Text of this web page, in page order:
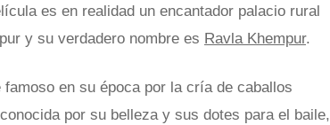
es en realidad un encantador palacio rural
y su verdadero nombre es Ravla Khempur.
en su época por la cría de caballos
por su belleza y sus dotes para el baile,